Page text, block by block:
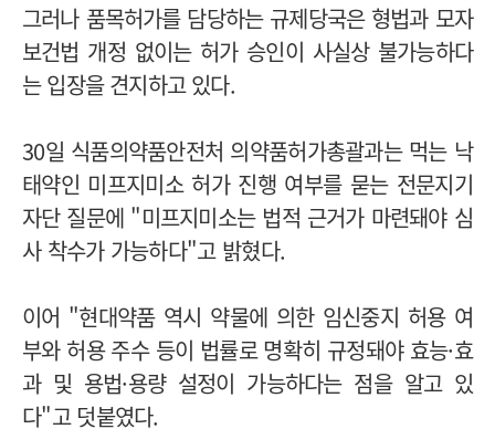
그러나 품목허가를 담당하는 규제당국은 형법과 모자
보건법 개정 없이는 허가 승인이 사실상 불가능하다
는 입장을 견지하고 있다.
30일 식품의약품안전처 의약품허가총괄과는 먹는 낙
태약인 미프지미소 허가 진행 여부를 묻는 전문지기
자단 질문에 "미프지미소는 법적 근거가 마련돼야 심
사 착수가 가능하다"고 밝혔다.
이어 "현대약품 역시 약물에 의한 임신중지 허용 여
부와 허용 주수 등이 법률로 명확히 규정돼야 효능·효
과 및 용법·용량 설정이 가능하다는 점을 알고 있
다"고 덧붙였다.